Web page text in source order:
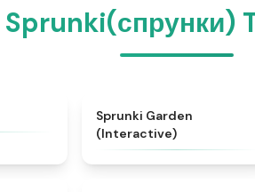
Sprunki Garden
(Interactive)